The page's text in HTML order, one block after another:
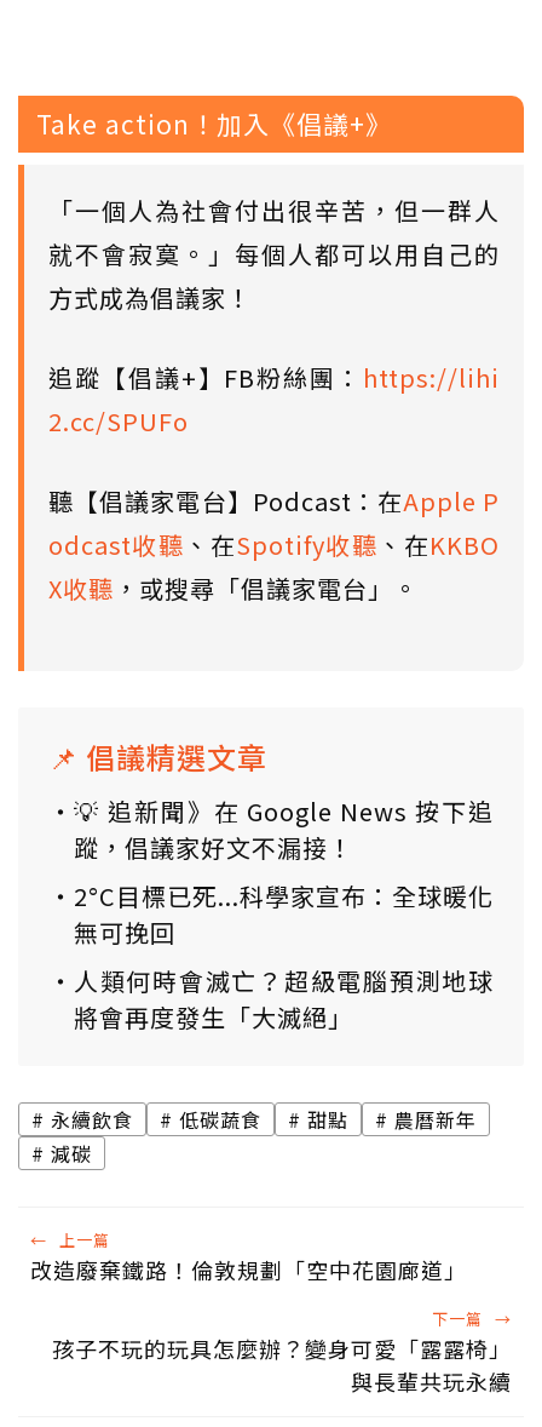
Take action！加入《倡議+》
「一個人為社會付出很辛苦，但一群人
就不會寂寞。」每個人都可以用自己的
方式成為倡議家！
追蹤【倡議+】FB粉絲團： https://lihi
2.cc/SPUFo
聽【倡議家電台】Podcast：在Apple P
odcast收聽 、在Spotify收聽 、在KKBO
X收聽 ，或搜尋「倡議家電台」。
📌 倡議精選文章
💡 追新聞》在 Google News 按下追
蹤，倡議家好文不漏接！
2°C目標已死...科學家宣布：全球暖化
無可挽回
人類何時會滅亡？超級電腦預測地球
將會再度發生「大滅絕」
永續飲食 低碳蔬食 甜點
農曆新年
減碳
← 上一篇
改造廢棄鐵路！倫敦規劃「空中花園廊道」
下一篇 →
孩子不玩的玩具怎麼辦？變身可愛「露露椅」
與長輩共玩永續